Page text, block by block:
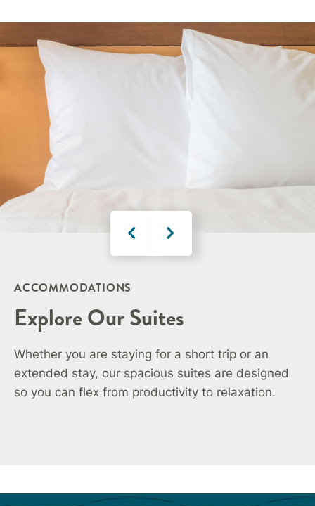
ACCOMMODATIONS
Explore Our Suites
Whether you are staying for a short trip or an
extended stay, our spacious suites are designed
so you can flex from productivity to relaxation.